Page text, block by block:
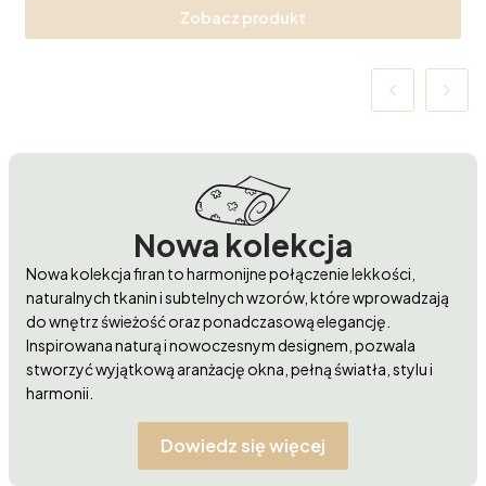
Zobacz produkt
Nowa kolekcja
Nowa kolekcja firan to harmonijne połączenie lekkości,
naturalnych tkanin i subtelnych wzorów, które wprowadzają
do wnętrz świeżość oraz ponadczasową elegancję.
Inspirowana naturą i nowoczesnym designem, pozwala
stworzyć wyjątkową aranżację okna, pełną światła, stylu i
harmonii.
Dowiedz się więcej